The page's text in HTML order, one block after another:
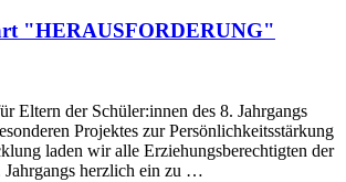
"HERAUSFORDERUNG"
Eltern der Schüler:innen des 8. Jahrgangs
Projektes zur Persönlichkeitsstärkung
laden wir alle Erziehungsberechtigten der
Jahrgangs herzlich ein zu …